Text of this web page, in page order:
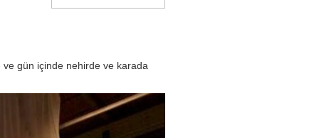
gün içinde nehirde ve karada